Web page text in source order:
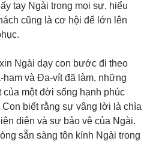
tay Ngài trong mọi sự, hiểu
cũng là cơ hội để lớn lên
Ngài dạy con bước đi theo
và Đa-vít đã làm, những
một đời sống hạnh phúc
biết rằng sự vâng lời là chìa
diện và sự bảo vệ của Ngài.
sẵn sàng tôn kính Ngài trong